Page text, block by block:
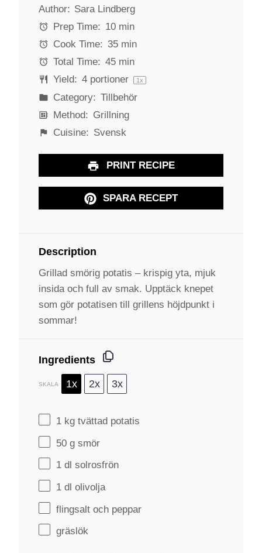
t
r
t
a
r
s
t
a
r
s
t
a
r
s
t
a
Author: Sara Lindberg
Prep Time: 10 min
Cook Time: 35 min
Total Time: 45 min
Yield: 4portioner 1x
Category: Tillbehör
Method: Grillning
Cuisine: Svensk
PRINT RECIPE
SPARA RECEPT
Description
Grillad smörig potatis – krispig yta, mjuk
insida och full av smak. Upptäck knepet
som gör potatisen till grillens höjdpunkt i
sommar!
Ingredients
SKALA 1x 2x 3x
1 kg tvättad potatis
50 g smör
1 dl solrosfrön
1 dl olivolja
flingsalt och peppar
gräslök